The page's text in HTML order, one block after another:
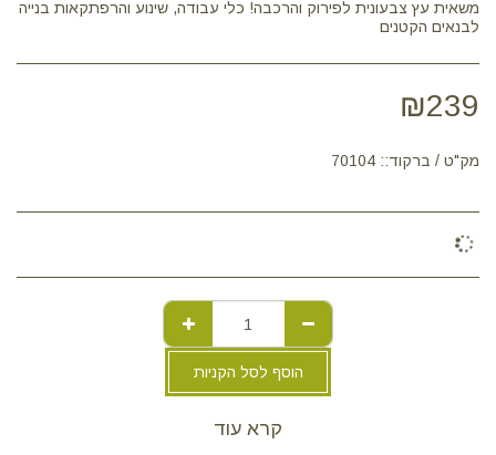
משאית עץ צבעונית לפירוק והרכבה! כלי עבודה, שינוע והרפתקאות בנייה
לבנאים הקטנים
₪239
מק"ט / ברקוד:: 70104
הוסף לסל הקניות
קרא עוד